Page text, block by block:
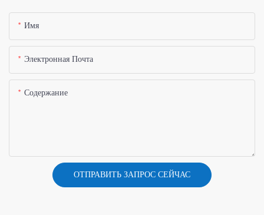
Имя
Электронная Почта
Содержание
ОТПРАВИТЬ ЗАПРОС СЕЙЧАС